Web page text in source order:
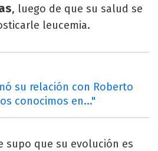
, luego de que su salud se
leucemia.
su relación con Roberto
conocimos en..."
supo que su evolución es